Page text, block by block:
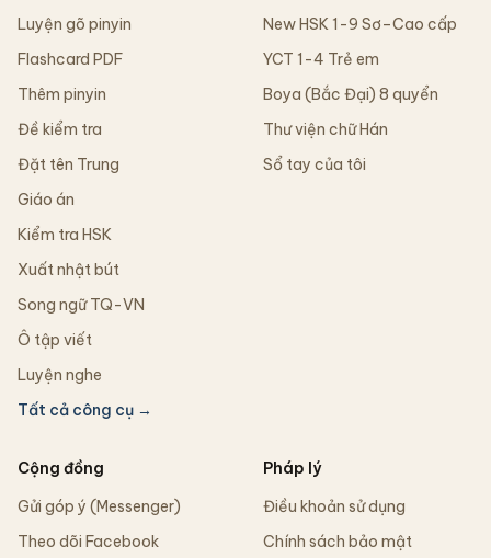
Luyện gõ pinyin
Flashcard PDF
Thêm pinyin
Đề kiểm tra
Đặt tên Trung
Giáo án
Kiểm tra HSK
Xuất nhật bút
Song ngữ TQ-VN
Ô tập viết
Luyện nghe
Tất cả công cụ →
New HSK 1-9 Sơ–Cao cấp
YCT 1-4 Trẻ em
Boya (Bắc Đại) 8 quyển
Thư viện chữ Hán
Sổ tay của tôi
Cộng đồng
Gửi góp ý (Messenger)
Theo dõi Facebook
Pháp lý
Điều khoản sử dụng
Chính sách bảo mật